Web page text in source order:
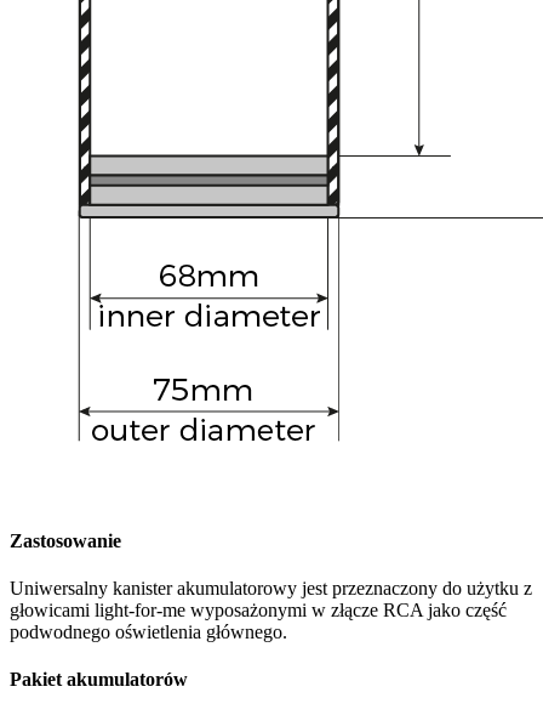
Zastosowanie
Uniwersalny kanister akumulatorowy jest przeznaczony do użytku z
głowicami light-for-me wyposażonymi w złącze RCA jako część
podwodnego oświetlenia głównego.
Pakiet akumulatorów